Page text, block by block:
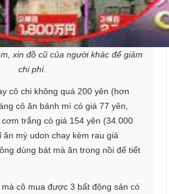
xin đồ cũ của người khác để giảm
chi phí.
cô chi không quá 200 yên (hơn
cô ăn bánh mì có giá 77 yên,
trắng có giá 154 yên (34.000
ăn mỳ udon chay kèm rau giá
dùng bát mà ăn trong nồi để tiết
cô mua được 3 bất động sản có